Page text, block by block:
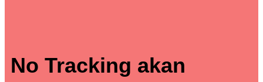
No Tracking akan